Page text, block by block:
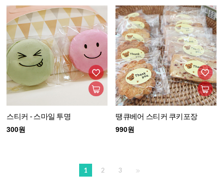
스티커 - 스마일 투명
300원
땡큐베어 스티커 쿠키포장
990원
1 2 3